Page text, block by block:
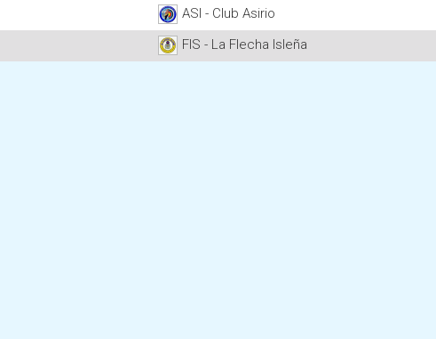
ASI - Club Asirio
FIS - La Flecha Isleña